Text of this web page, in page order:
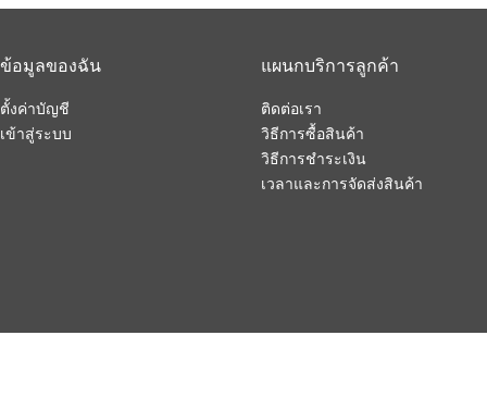
ข้อมูลของฉัน
ตั้งค่าบัญชี
เข้าสู่ระบบ
แผนกบริการลูกค้า
ติดต่อเรา
วิธีการซื้อสินค้า
วิธีการชำระเงิน
เวลาและการจัดส่งสินค้า